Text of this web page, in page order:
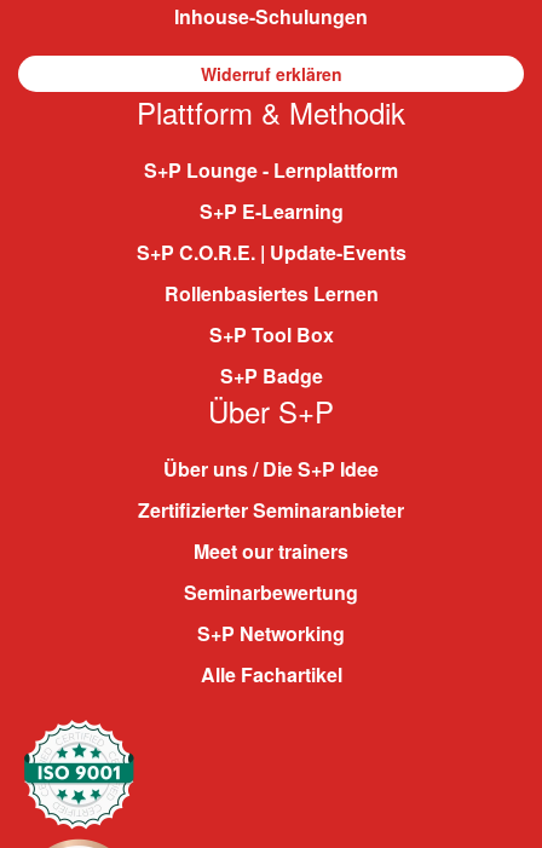
Inhouse-Schulungen
Widerruf erklären
Plattform & Methodik
S+P Lounge - Lernplattform
S+P E-Learning
S+P C.O.R.E. | Update-Events
Rollenbasiertes Lernen
S+P Tool Box
S+P Badge
Über S+P
Über uns / Die S+P Idee
Zertifizierter Seminaranbieter
Meet our trainers
Seminarbewertung
S+P Networking
Alle Fachartikel